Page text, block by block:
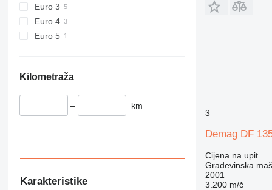
924
930
931
950
Euro 3
Euro 4
Euro 5
Kilometraža
– km
Karakteristike
3
Demag DF
Cijena na upit
Građevinska
2001
3.200 m/č